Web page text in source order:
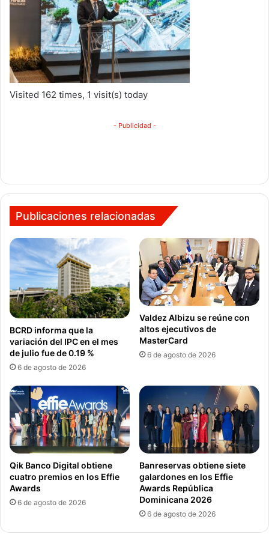
Visited 162 times, 1 visit(s) today
- Publicidad -
Publicaciones relacionadas
BCRD informa que la
variación del IPC en el mes
de julio fue de 0.19 %
6 de agosto de 2026
Valdez Albizu se reúne con
altos ejecutivos de
MasterCard
6 de agosto de 2026
Qik Banco Digital obtiene
cuatro premios en los Effie
Awards
6 de agosto de 2026
Banreservas obtiene siete
galardones en los Effie
Awards República
Dominicana 2026
6 de agosto de 2026